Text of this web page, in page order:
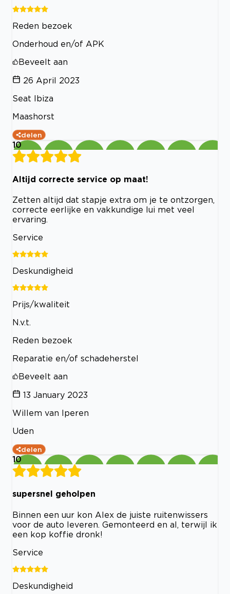
Reden bezoek
Onderhoud en/of APK
Beveelt aan
26 April 2023
Seat Ibiza
Maashorst
delen
10
Altijd correcte service op maat!
Zetten altijd dat stapje extra om je te ontzorgen,
correcte eerlijke en vakkundige lui met veel
ervaring.
Service
Deskundigheid
Prijs/kwaliteit
N.v.t.
Reden bezoek
Reparatie en/of schadeherstel
Beveelt aan
13 January 2023
Willem van Iperen
Uden
delen
10
supersnel geholpen
Binnen een uur kon Alex de juiste ruitenwissers
voor de auto leveren. Gemonteerd en al, terwijl ik
een kop koffie dronk!
Service
Deskundigheid